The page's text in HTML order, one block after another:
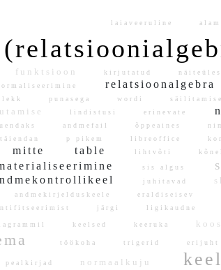
laiaveeruline
funktsioon kirjutatud
punasega wordi
lindistusi erinevate
andmefail õppeaines
p pikem libreoffice
mitte table lihtvõti
sis algus
juhitavad
andmekirjelduskeele
eraldiseisev
järgi ligikaudne
keelsed keeruka
töökoha trigerid
pealkirjad normaalkuju